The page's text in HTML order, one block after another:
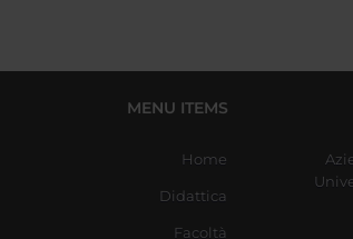
MENU ITEMS
Home
Didattica
Facoltà